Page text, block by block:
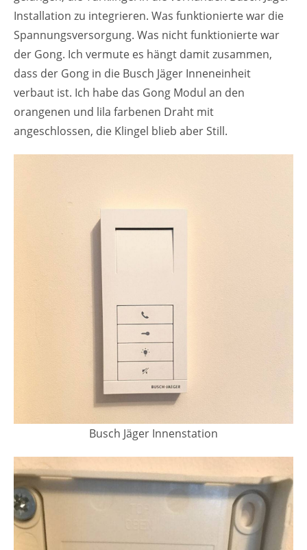
Installation zu integrieren. Was funktionierte war die
Spannungsversorgung. Was nicht funktionierte war
der Gong. Ich vermute es hängt damit zusammen,
dass der Gong in die Busch Jäger Inneneinheit
verbaut ist. Ich habe das Gong Modul an den
orangenen und lila farbenen Draht mit
angeschlossen, die Klingel blieb aber Still.
Busch Jäger Innenstation